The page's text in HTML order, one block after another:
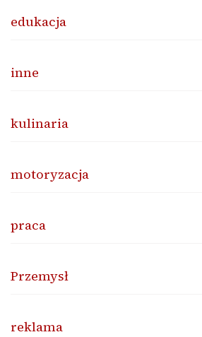
edukacja
inne
kulinaria
motoryzacja
praca
Przemysł
reklama